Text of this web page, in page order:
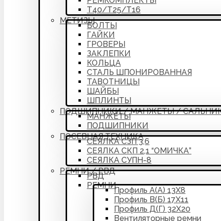
Т40/Т25/Т16
МЕТИЗЫ
БОЛТЫ
ГАЙКИ
ГРОВЕРЫ
ЗАКЛЕПКИ
КОЛЬЦА
СТАЛЬ ШПОНИРОВАННАЯ
ТАВОТНИЦЫ
ШАЙБЫ
ШПЛИНТЫ
ПОДШИПНИКИ / МАНЖЕТЫ /
МАНЖЕТЫ
ПОДШИПНИКИ
ПОСЕВНАЯ ТЕХНИКА
СЕЯЛКА СЗП 3,6
СЕЯЛКА СКП 2,1 “ОМИЧКА”
СЕЯЛКА СУПН-8
РЕМНИ / РВД
РВД
РЕМНИ
Профиль А(А) 13Х8
Профиль В(Б) 17Х11
Профиль Д(Г) 32Х20
Вентиляторные ремни